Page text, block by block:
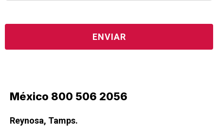
México 800 506 2056
Reynosa, Tamps.